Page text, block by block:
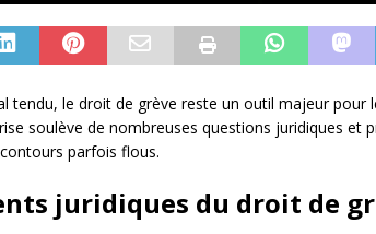
tendu, le droit de grève reste un outil majeur pour
soulève de nombreuses questions juridiques et
parfois flous.
juridiques du droit de